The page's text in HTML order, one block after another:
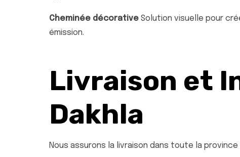
Cheminée décorative Solution visuelle pour
émission.
Livraison et
Dakhla
Nous assurons la livraison dans toute la